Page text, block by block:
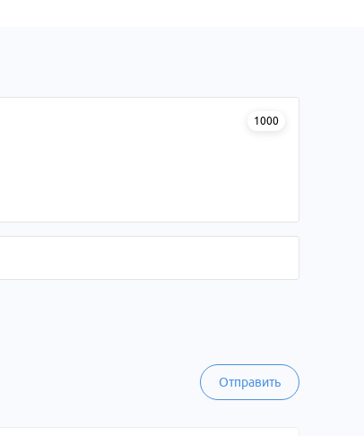
1000
Отправить